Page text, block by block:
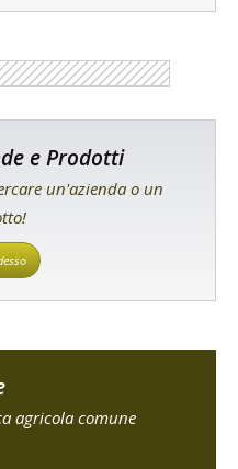
e Prodotti
un'azienda o un
agricola comune